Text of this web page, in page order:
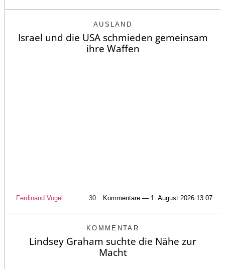
AUSLAND
Israel und die USA schmieden gemeinsam
ihre Waffen
Ferdinand Vogel 30 Kommentare — 1. August 2026 13:07
KOMMENTAR
Lindsey Graham suchte die Nähe zur
Macht